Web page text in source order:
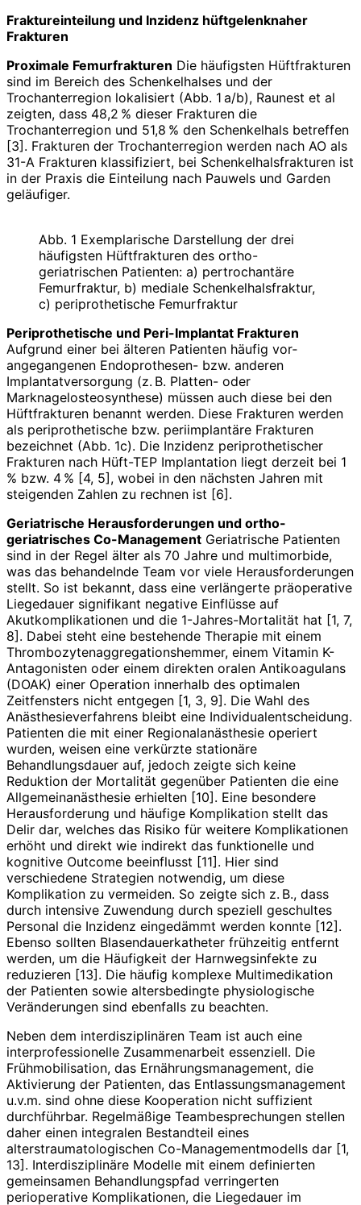
Fraktureinteilung und Inzidenz hüftgelenknaher
Frakturen
Proximale Femurfrakturen Die häufigsten Hüftfrakturen
sind im Bereich des Schenkelhalses und der
Trochanterregion lokalisiert (Abb. 1 a/b), Raunest et al
zeigten, dass 48,2 % dieser Frakturen die
Trochanterregion und 51,8 % den Schenkelhals betreffen
[3]. Frakturen der Trochanterregion werden nach AO als
31-A Frakturen klassifiziert, bei Schenkelhalsfrakturen ist
in der Praxis die Einteilung nach Pauwels und Garden
geläufiger.
Abb. 1 Exemplarische Darstellung der drei
häufigsten Hüftfrakturen des ortho-
geriatrischen Patienten: a) pertrochantäre
Femurfraktur, b) mediale Schenkelhalsfraktur,
c) periprothetische Femurfraktur
Periprothetische und Peri-Implantat Frakturen
Aufgrund einer bei älteren Patienten häufig vor­
angegangenen Endoprothesen- bzw. anderen
Implantatversorgung (z. B. Platten- oder
Marknagelosteosynthese) müssen auch diese bei den
Hüftfrakturen benannt werden. Diese Frakturen werden
als periprothetische bzw. periimplantäre Frakturen
bezeichnet (Abb. 1c). Die Inzidenz periprothetischer
Frakturen nach Hüft-TEP Implantation liegt derzeit bei 1
% bzw. 4 % [4, 5], wobei in den nächsten Jahren mit
steigenden Zahlen zu rechnen ist [6].
Geriatrische Herausforderungen und ortho-
geriatrisches Co-Management Geriatrische Patienten
sind in der Regel älter als 70 Jahre und multimorbide,
was das behandelnde Team vor viele Herausforderungen
stellt. So ist bekannt, dass eine verlängerte präoperative
Liegedauer signifikant negative Einflüsse auf
Akutkomplikationen und die 1-Jahres-Mortalität hat [1, 7,
8]. Dabei steht eine bestehende Therapie mit einem
Thrombozytenaggregations­hemmer, einem Vitamin K-
Antagonisten oder einem direkten oralen Antikoagulans
(DOAK) einer Operation innerhalb des optimalen
Zeitfensters nicht entgegen [1, 3, 9]. Die Wahl des
Anästhesieverfahrens bleibt eine Individualentscheidung.
Patienten die mit einer Regionalanästhesie operiert
wurden, weisen eine verkürzte stationäre
Behandlungsdauer auf, jedoch zeigte sich keine
Reduktion der Mortalität gegenüber Patienten die eine
Allgemeinanästhesie erhielten [10]. Eine besondere
Herausforderung und häufige Komplikation stellt das
Delir dar, welches das Risiko für weitere Komplikationen
erhöht und direkt wie indirekt das funktionelle und
kognitive Outcome beeinflusst [11]. Hier sind
verschiedene Strategien notwendig, um diese
Komplikation zu vermeiden. So zeigte sich z. B., dass
durch intensive Zuwendung durch speziell geschultes
Personal die Inzidenz eingedämmt werden konnte [12].
Ebenso sollten Blasendauerkatheter frühzeitig entfernt
werden, um die Häufigkeit der Harnwegsinfekte zu
reduzieren [13]. Die häufig komplexe Multimedikation
der Patienten sowie altersbedingte physiologische
Veränderungen sind ebenfalls zu beachten.
Neben dem interdisziplinären Team ist auch eine
interprofessionelle Zusammenarbeit essenziell. Die
Frühmobilisation, das Ernährungsmanagement, die
Aktivierung der Patienten, das Entlassungsmanagement
u.v.m. sind ohne diese Kooperation nicht suffizient
durchführbar. Regelmäßige Teambesprechungen stellen
daher einen integralen Bestandteil eines
alterstraumatologischen Co-Managementmodells dar [1,
13]. Interdisziplinäre Modelle mit einem definierten
gemeinsamen Behandlungspfad verringerten
perioperative Komplikationen, die Liegedauer im